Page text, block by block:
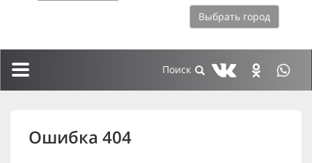
Выбрать город
Toggle
Ошибка 404